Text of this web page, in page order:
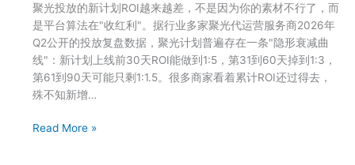
不
好，
多
半
是
这
聚光投放的新计划ROI越来越差，不是因为你的素材不行了，而
是平台算法在"收红利"。据行业多家聚光代运营服务商2026年
Q2公开的投放复盘数据，聚光计划普遍存在一条"隐形衰减曲
线"：新计划上线前30天ROI能做到1:5，第31到60天掉到1:3，
第61到90天可能只剩1:1.5。很多商家看着累计ROI还过得去，
殊不知新增…
聚
Read More »